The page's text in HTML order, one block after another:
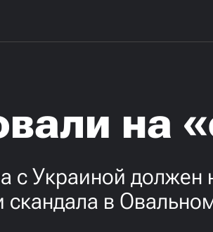
на
с Украиной должен
скандала в